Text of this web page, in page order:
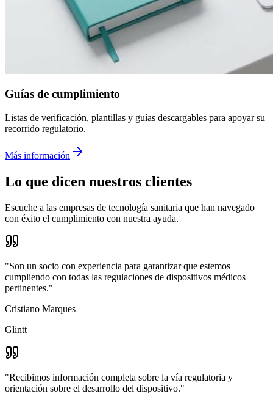
Guías de cumplimiento
Listas de verificación, plantillas y guías descargables para apoyar su
recorrido regulatorio.
Más información
Lo que dicen nuestros clientes
Escuche a las empresas de tecnología sanitaria que han navegado
con éxito el cumplimiento con nuestra ayuda.
"Son un socio con experiencia para garantizar que estemos
cumpliendo con todas las regulaciones de dispositivos médicos
pertinentes."
Cristiano Marques
Glintt
"Recibimos información completa sobre la vía regulatoria y
orientación sobre el desarrollo del dispositivo."